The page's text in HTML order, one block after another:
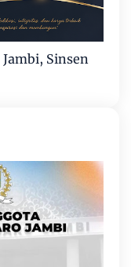
Sinsen